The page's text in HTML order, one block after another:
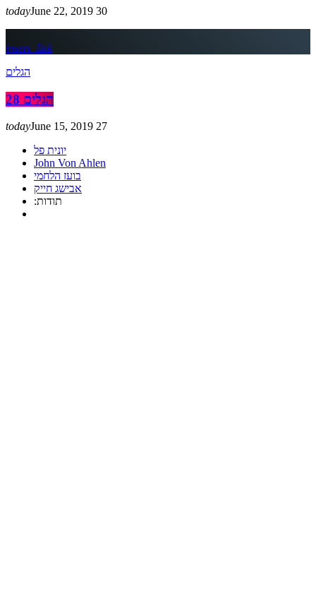
todayJune 22, 2019 30
insert_link
הגלים
הגלים 28
todayJune 15, 2019 27
יונית פל
John Von Ahlen
בועז הלחמי
אבישג חייק
:תודות